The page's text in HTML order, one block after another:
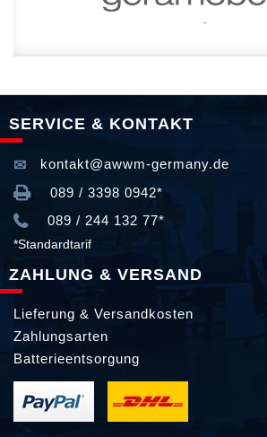
SERVICE & KONTAKT
kontakt@awwm-germany.de
089 / 3398 0942*
089 / 244 132 77*
*Standardtarif
ZAHLUNG & VERSAND
Lieferung & Versandkosten
Zahlungsarten
Batterieentsorgung